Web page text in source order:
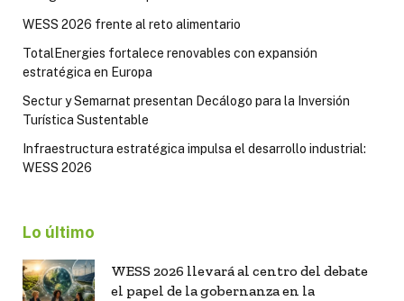
WESS 2026 frente al reto alimentario
TotalEnergies fortalece renovables con expansión
estratégica en Europa
Sectur y Semarnat presentan Decálogo para la Inversión
Turística Sustentable
Infraestructura estratégica impulsa el desarrollo industrial:
WESS 2026
Lo último
WESS 2026 llevará al centro del debate
el papel de la gobernanza en la